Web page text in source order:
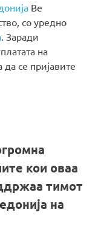
Ве
со уредно
. Заради
на
да се пријавите
кои оваа
тимот
на